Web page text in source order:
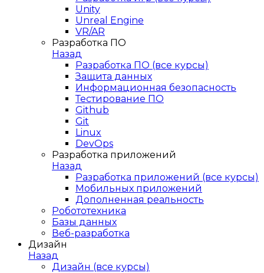
Unity
Unreal Engine
VR/AR
Разработка ПО
Назад
Разработка ПО (все курсы)
Защита данных
Информационная безопасность
Тестирование ПО
Github
Git
Linux
DevOps
Разработка приложений
Назад
Разработка приложений (все курсы)
Мобильных приложений
Дополненная реальность
Робототехника
Базы данных
Веб-разработка
Дизайн
Назад
Дизайн (все курсы)